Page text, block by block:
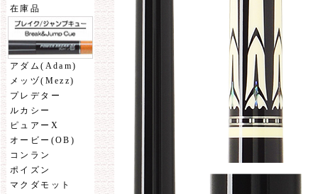
在庫品
アダム(Adam)
メッヅ(Mezz)
プレデター
ルカシー
ピュアーX
オービー(OB)
コンラン
ポイズン
マクダモット